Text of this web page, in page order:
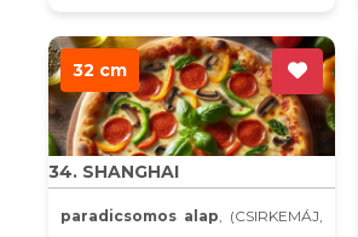
32 cm
34. SHANGHAI
paradicsomos alap, (CSIRKEMÁJ,